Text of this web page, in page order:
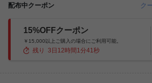
配布中クーポン ク
15%OFFクーポン
￥15,000以上ご購入の場合にご利用可能。
残り 3 日 12 時間 1分39秒